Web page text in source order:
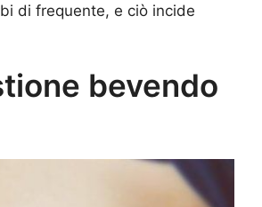
di frequente, e ciò incide
bevendo